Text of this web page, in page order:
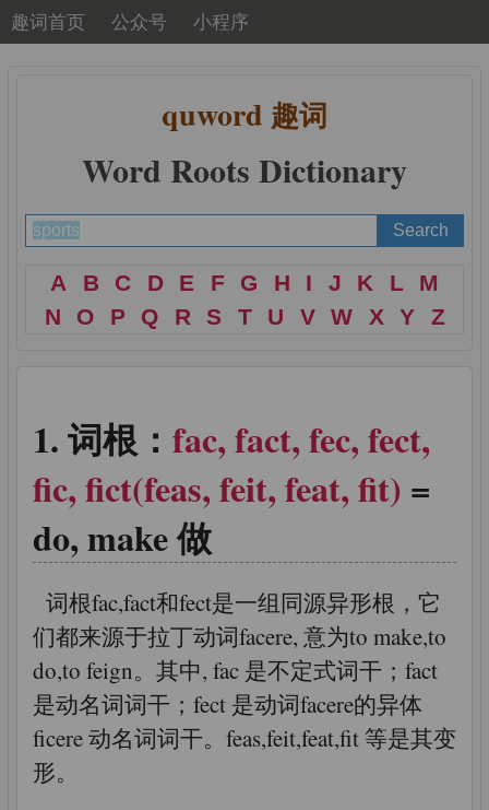
趣词首页 公众号 小程序
quword 趣词
Word Roots Dictionary
A B C D E F G H I J K L
M
N
O P Q R S T U V W X Y Z
词根： fac, fact, fec, fect,
fic, fict(feas, feit, feat, fit) =
do, make 做
词根fac,fact和fect是一组同源异形根，它
们都来源于拉丁动词facere, 意为to make,to
do,to feign。其中, fac 是不定式词干；fact
是动名词词干；fect 是动词facere的异体
ficere 动名词词干。feas,feit,feat,fit 等是其变
形。